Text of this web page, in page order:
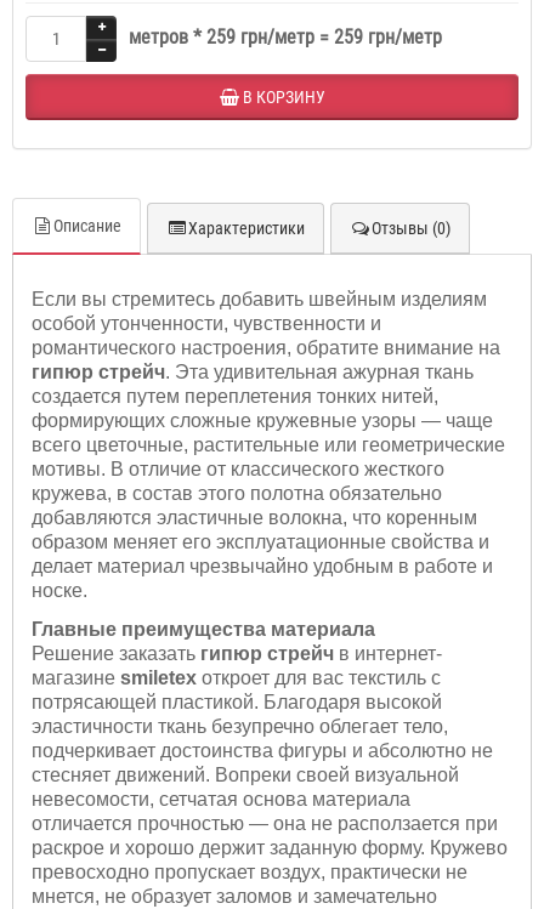
метров * 259 грн/метр = 259 грн/метр
В КОРЗИНУ
Описание Характеристики Отзывы (0)
Если вы стремитесь добавить швейным изделиям
особой утонченности, чувственности и
романтического настроения, обратите внимание на
гипюр стрейч. Эта удивительная ажурная ткань
создается путем переплетения тонких нитей,
формирующих сложные кружевные узоры — чаще
всего цветочные, растительные или геометрические
мотивы. В отличие от классического жесткого
кружева, в состав этого полотна обязательно
добавляются эластичные волокна, что коренным
образом меняет его эксплуатационные свойства и
делает материал чрезвычайно удобным в работе и
носке.
Главные преимущества материала
Решение заказать гипюр стрейч в интернет-
магазине smiletex откроет для вас текстиль с
потрясающей пластикой. Благодаря высокой
эластичности ткань безупречно облегает тело,
подчеркивает достоинства фигуры и абсолютно не
стесняет движений. Вопреки своей визуальной
невесомости, сетчатая основа материала
отличается прочностью — она не расползается при
раскрое и хорошо держит заданную форму. Кружево
превосходно пропускает воздух, практически не
мнется, не образует заломов и замечательно